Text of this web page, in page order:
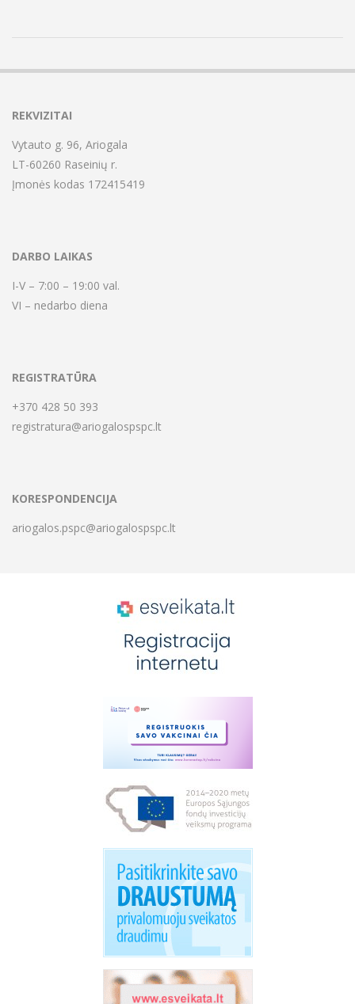
06-
REKVIZITAI
Vytauto g. 96, Ariogala
LT-60260 Raseinių r.
Įmonės kodas 172415419
DARBO LAIKAS
I-V – 7:00 – 19:00 val.
VI – nedarbo diena
REGISTRATŪRA
+370 428 50 393
registratura@ariogalospspc.lt
KORESPONDENCIJA
ariogalos.pspc@ariogalospspc.lt